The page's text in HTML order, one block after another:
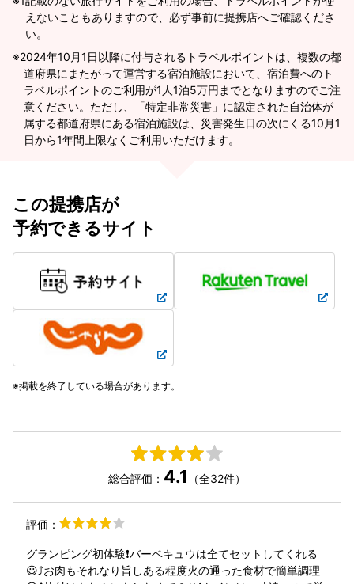
えないこともありますので、必ず事前に提携店へご確認くださ
い。
2024年10月1日以降に付与されるトラベルポイントは、複数の都
道府県にまたがって運営する宿泊施設において、宿泊費へのト
ラベルポイントのご利用が1人1泊5万円までとなりますのでご注
意ください。ただし、「特定非常災害」に認定された自治体が
属する都道府県にある宿泊施設は、災害発生日の次にくる10月1
日から1年間上限なくご利用いただけます。
この提携店が
予約できるサイト
掲載を終了している場合があります。
総合評価： 4.1 （全32件）
評価：
グランピング初体験❗バーベキュウは全てセットしてくれる
😃⤴️お肉もそれなり旨しある程度火の通った食材で簡単調理